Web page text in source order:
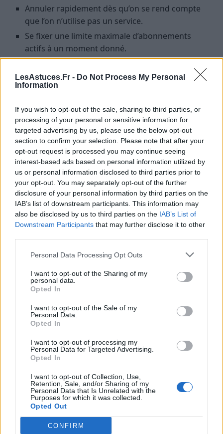
LesAstuces.Fr - Do Not Process My Personal
Information
If you wish to opt-out of the sale, sharing to third parties, or
processing of your personal or sensitive information for
targeted advertising by us, please use the below opt-out
section to confirm your selection. Please note that after your
opt-out request is processed you may continue seeing
interest-based ads based on personal information utilized by
us or personal information disclosed to third parties prior to
your opt-out. You may separately opt-out of the further
disclosure of your personal information by third parties on the
IAB’s list of downstream participants. This information may
also be disclosed by us to third parties on the IAB’s List of
Downstream Participants that may further disclose it to other
Personal Data Processing Opt Outs
I want to opt-out of the Sharing of my
personal data.
Opted In
I want to opt-out of the Sale of my
Personal Data.
Opted In
I want to opt-out of processing my
Personal Data for Targeted Advertising.
Opted In
I want to opt-out of Collection, Use,
Retention, Sale, and/or Sharing of my
Personal Data that Is Unrelated with the
Purposes for which it was collected.
Opted Out
CONFIRM
Annuler rapidement dès qu’on se rend compte
que l’on n’utilise pas un service.
Se fixer une limite maximale d’abonnements
actifs à un moment donné.
Les gadgets et produits
technologiques non essentiels
Pourquoi j’ai arrêté d’acheter des appareils
électroniques à la mode
Les nouvelles technologies sortent en permanence,
et il est tentant de suivre la tendance en achetant les
derniers modèles de smartphones, tablettes ou
gadgets high-tech. Cependant, ces achats sont
souvent impulsifs et ne répondent pas toujours à un
réel besoin.
J’ai décidé d’attendre la sortie du prochain modèle
avant de remplacer mon appareil en bon état.
Je me suis concentré sur l’entretien et la
J’ai évité les achats compulsifs lors des
promotions ou des soldes.
En adoptant cette démarche, j’ai évité des dépenses
inutiles et prolongé la durée de vie de mes appareils,
ce qui a grandement aidé à préserver mon budget.
Conseils pour éviter les achats
technologiques impulsifs
Se donner un délai de réflexion avant tout achat
important.
Comparer les prix et attendre les périodes de